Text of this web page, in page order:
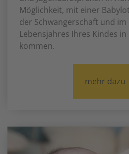
Möglichkeit, mit einer
der Schwangerschaft und im
Lebensjahres Ihres Kindes
kommen.
mehr dazu